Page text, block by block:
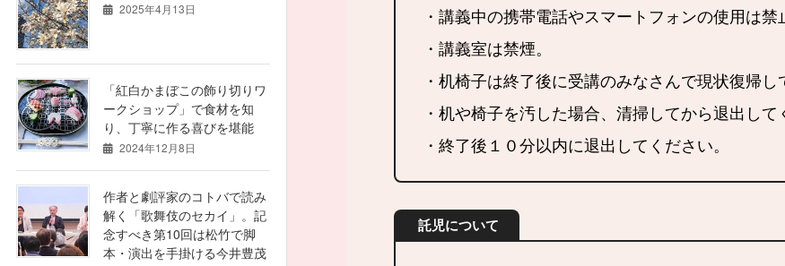
2025年4月13日
「紅白かまぼこの飾り切りワ
ークショップ」で食材を知
り、丁寧に作る喜びを堪能
2024年12月8日
作者と劇評家のコトバで読み
解く「歌舞伎のセカイ」。記
念すべき第10回は松竹で脚
本・演出を手掛ける今井豊茂
・講義中の携帯電話やスマートフォンの使用は禁
・講義室は禁煙。
・机椅子は終了後に受講のみなさんで現状復帰し
・机や椅子を汚した場合、清掃してから退出して
・終了後１０分以内に退出してください。
託児について